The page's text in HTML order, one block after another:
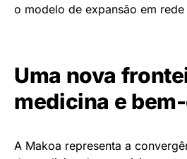
o modelo de expansão em rede
Uma nova
medicina e
A Makoa representa a